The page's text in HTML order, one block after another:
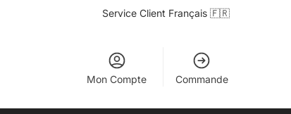
Service Client Français 🇫🇷
Mon Compte Commande